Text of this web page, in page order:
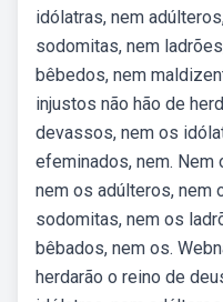
idólatras, nem
sodomitas, nem
bêbedos, nem
injustos não hão de
devassos, nem os
efeminados, nem.
nem os adúlteros, nem
sodomitas, nem os
bêbados, nem os.
herdarão o reino de